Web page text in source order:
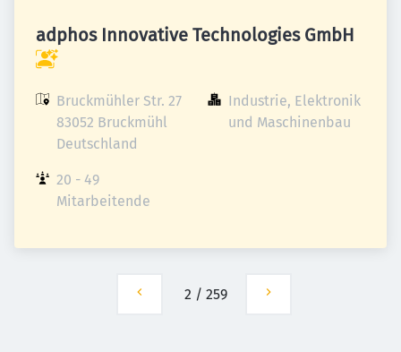
adphos Innovative Technologies GmbH
Bruckmühler Str. 27
83052 Bruckmühl
Deutschland
Industrie, Elektronik
und Maschinenbau
20 - 49
Mitarbeitende
2 / 259